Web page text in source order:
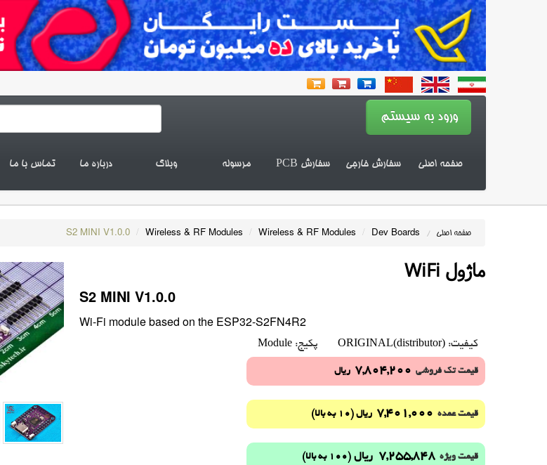
صفحه اصلی سفارش خارجی سفارش PCB مرسوله وبلاگ درباره ما تماس با ما
صفحه اصلی /
Dev Boards
/
Wireless & RF Modules
/
Wireless & RF Modules
/
S2 MINI V1.0.0
ماژول WiFi
S2 MINI V1.0.0
Wi-Fi module based on the ESP32-S2FN4R2
کیفیت: ORIGINAL(distributor) پکیج: Module
قیمت تک فروشی 7,804,200 ریال
قیمت عمده 7,401,000 ریال (10 به بالا)
قیمت ویژه 7,255,848 ریال (100 به بالا)